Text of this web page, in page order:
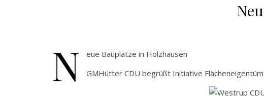
N
eue Bauplätze in Holzhausen
GMHütter CDU begrüßt Initiative